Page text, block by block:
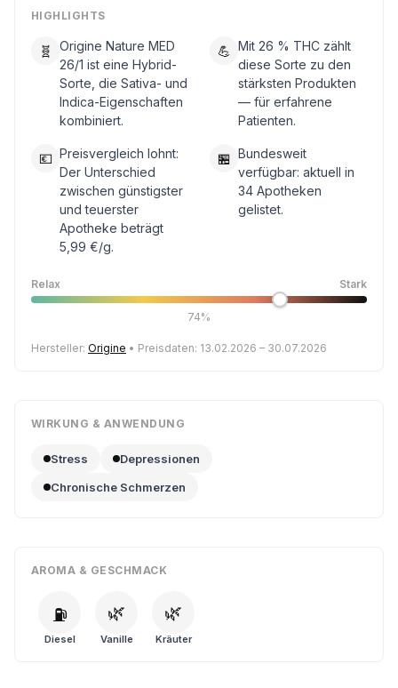
HIGHLIGHTS
🧬
Origine Nature MED
26/1 ist eine Hybrid-
Sorte, die Sativa- und
Indica-Eigenschaften
kombiniert.
💪 Mit 26 % THC zählt
diese Sorte zu den
stärksten Produkten
— für erfahrene
Patienten.
💶 Preisvergleich lohnt:
Der Unterschied
zwischen günstigster
und teuerster
Apotheke beträgt
5,99 €/g.
🏪 Bundesweit
verfügbar: aktuell in
34 Apotheken
gelistet.
Relax Stark
74%
Hersteller: Origine • Preisdaten: 13.02.2026 – 30.07.2026
WIRKUNG & ANWENDUNG
Stress
Depressionen
Chronische Schmerzen
AROMA & GESCHMACK
⛽
Diesel
🌿
Vanille
🌿
Kräuter